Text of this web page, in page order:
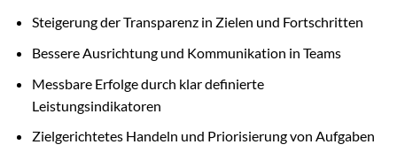
Steigerung der Transparenz in Zielen und Fortschritten
Bessere Ausrichtung und Kommunikation in Teams
Messbare Erfolge durch klar definierte
Leistungsindikatoren
Zielgerichtetes Handeln und Priorisierung von Aufgaben